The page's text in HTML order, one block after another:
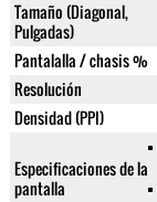
Tamaño (Diagonal,
Pulgadas)
Pantalalla / chasis %
Resolución
Densidad (PPI)
Especificaciones de la
pantalla